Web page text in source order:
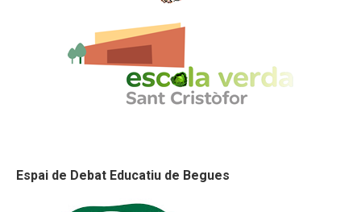
Espai de Debat Educatiu de Begues